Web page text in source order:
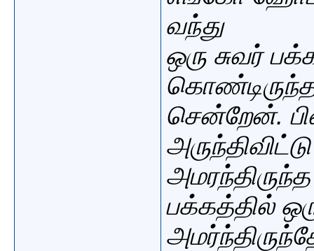
வந்து
ஒரு சுவர்
சென்றேன்.
பக்கத்தில்